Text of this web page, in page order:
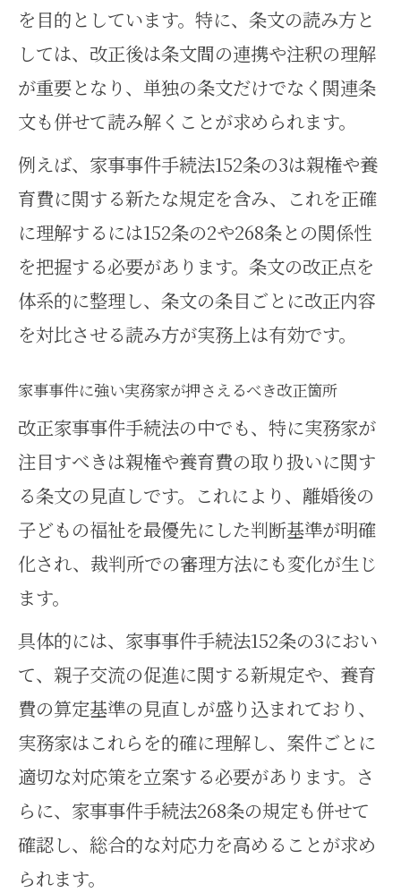
を目的としています。特に、条文の読み方と
しては、改正後は条文間の連携や注釈の理解
が重要となり、単独の条文だけでなく関連条
文も併せて読み解くことが求められます。
例えば、家事事件手続法152条の3は親権や養
育費に関する新たな規定を含み、これを正確
に理解するには152条の2や268条との関係性
を把握する必要があります。条文の改正点を
体系的に整理し、条文の条目ごとに改正内容
を対比させる読み方が実務上は有効です。
家事事件に強い実務家が押さえるべき改正箇所
改正家事事件手続法の中でも、特に実務家が
注目すべきは親権や養育費の取り扱いに関す
る条文の見直しです。これにより、離婚後の
子どもの福祉を最優先にした判断基準が明確
化され、裁判所での審理方法にも変化が生じ
ます。
具体的には、家事事件手続法152条の3におい
て、親子交流の促進に関する新規定や、養育
費の算定基準の見直しが盛り込まれており、
実務家はこれらを的確に理解し、案件ごとに
適切な対応策を立案する必要があります。さ
らに、家事事件手続法268条の規定も併せて
確認し、総合的な対応力を高めることが求め
られます。